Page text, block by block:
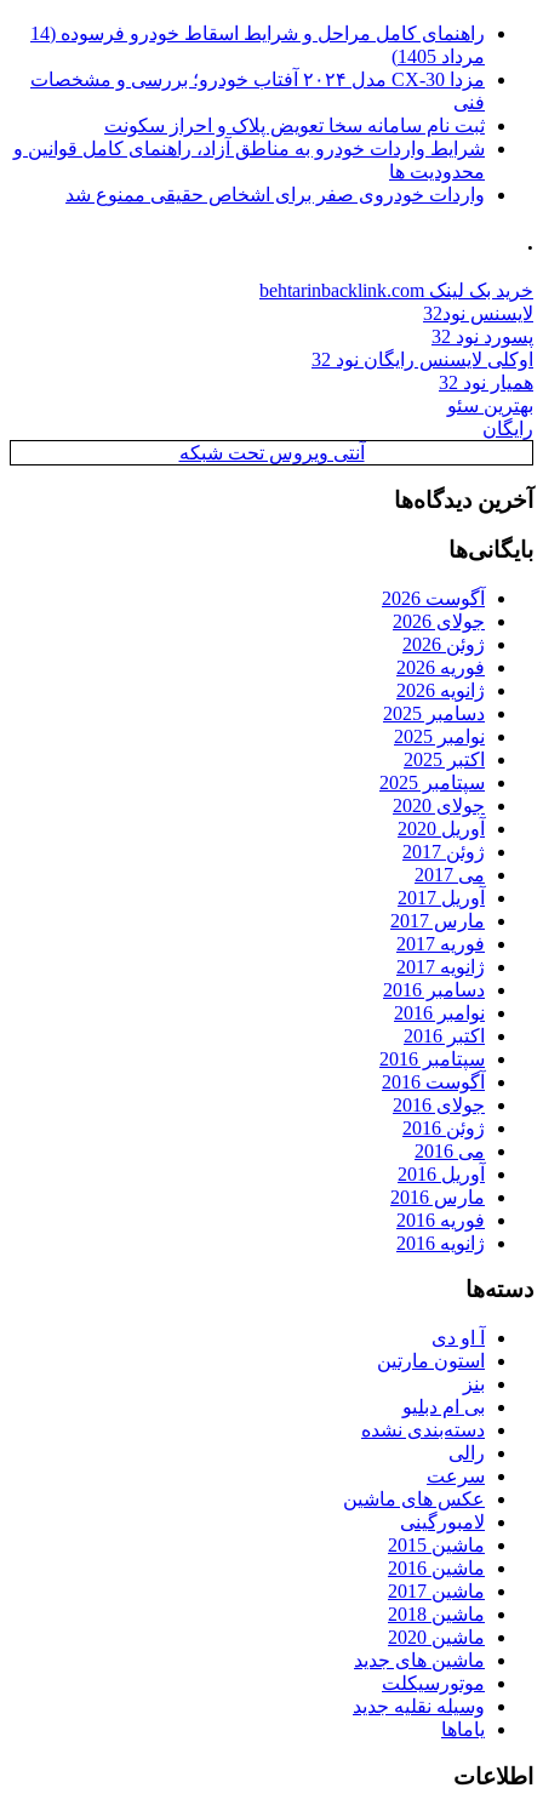
راهنمای کامل مراحل و شرایط اسقاط خودرو فرسوده (14
مرداد 1405)
مزدا CX-30 مدل ۲۰۲۴ آفتاب خودرو؛ بررسی و مشخصات
فنی
ثبت نام سامانه سخا تعویض پلاک و احراز سکونت
شرایط واردات خودرو به مناطق آزاد، راهنمای کامل قوانین و
محدودیت ها
واردات خودروی صفر برای اشخاص حقیقی ممنوع شد
.
خرید بک لینک behtarinbacklink.com
لایسنس نود32
پسورد نود 32
اوکلی لایسنس رایگان نود 32
همیار نود 32
بهترین سئو
رایگان
آنتی ویروس تحت شبکه
آخرین دیدگاه‌ها
بایگانی‌ها
آگوست 2026
جولای 2026
ژوئن 2026
فوریه 2026
ژانویه 2026
دسامبر 2025
نوامبر 2025
اکتبر 2025
سپتامبر 2025
جولای 2020
آوریل 2020
ژوئن 2017
می 2017
آوریل 2017
مارس 2017
فوریه 2017
ژانویه 2017
دسامبر 2016
نوامبر 2016
اکتبر 2016
سپتامبر 2016
آگوست 2016
جولای 2016
ژوئن 2016
می 2016
آوریل 2016
مارس 2016
فوریه 2016
ژانویه 2016
دسته‌ها
آ او دی
استون مارتین
بنز
بی ام دبلیو
دسته‌بندی نشده
رالی
سرعت
عکس های ماشین
لامبورگینی
ماشین 2015
ماشین 2016
ماشین 2017
ماشین 2018
ماشین 2020
ماشین های جدید
موتورسیکلت
وسیله نقلیه جدید
یاماها
اطلاعات